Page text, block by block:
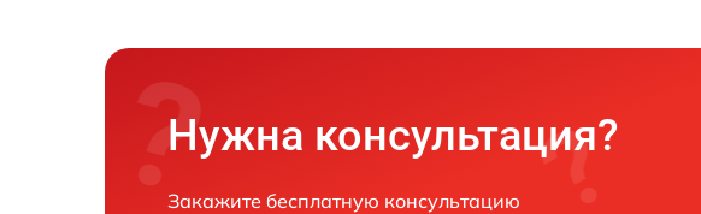
Нужна консультация?
Закажите бесплатную консультацию